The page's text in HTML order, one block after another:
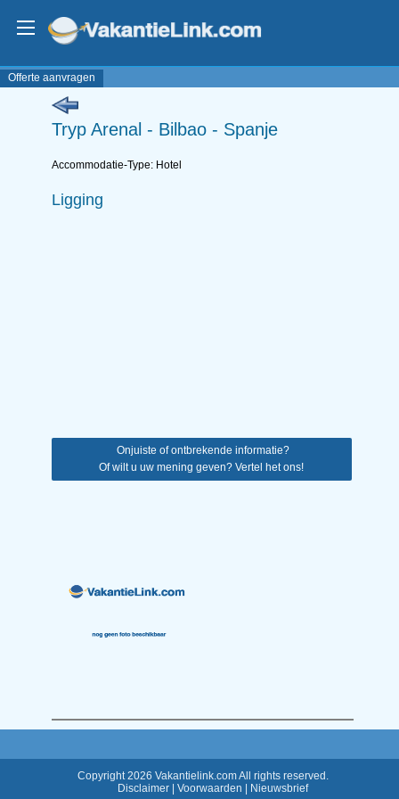
Tryp Arenal - Bilbao - Spanje
Offerte aanvragen
Accommodatie-Type: Hotel
Ligging
Onjuiste of ontbrekende informatie?
Of wilt u uw mening geven? Vertel het ons!
Copyright 2026 Vakantielink.com All rights reserved.
Disclaimer| Voorwaarden Nieuwsbrief